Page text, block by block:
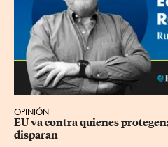
OPINIÓN
EU va contra quienes
disparan